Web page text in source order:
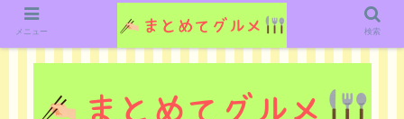
グルメ関連のいろいろなニューススレッドを紹介していきます。（鋭意作成中で
す）
メニュー 検索